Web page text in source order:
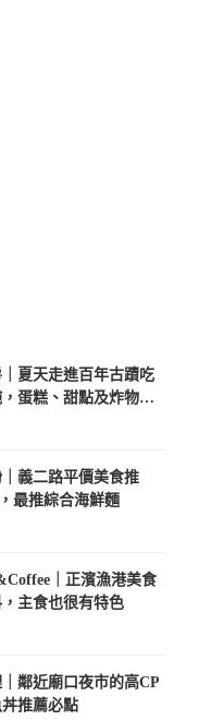
夏天走進百年古蹟吃
蛋糕、甜點及炸物都
義二路平價美食推
最推綜合海鮮麵
｜正濱漁港美食
主食也很有特色
鄰近廟口夜市的高CP
推薦必點